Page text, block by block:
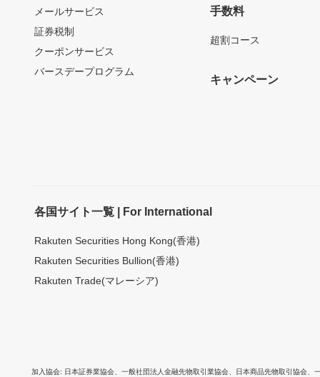
メールサービス
証券税制
クーポンサービス
バースデープログラム
手数料
超割コース
キャンペーン
各国サイト一覧 | For International
Rakuten Securities Hong Kong(香港)
Rakuten Securities Bullion(香港)
Rakuten Trade(マレーシア)
加入協会 日本証券業協会 一般社団法人金融先物取引業協会 日本商品先物取引協会